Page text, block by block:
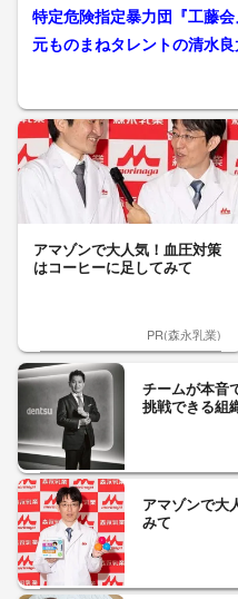
務店運営会社の指示受け...
特定危険指定暴力団『工藤
安委員会が公示 工藤会...
元ものまねタレントの清水
アマゾンで大人気！血圧対策
はコーヒーに足してみて
PR(森永乳業)
チームが本音
挑戦できる組
アマゾンで大
みて